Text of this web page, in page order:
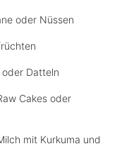
oder Nüssen
Datteln
Cakes oder
mit Kurkuma und